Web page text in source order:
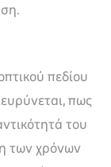
πεδίου
πως
του
των χρόνων